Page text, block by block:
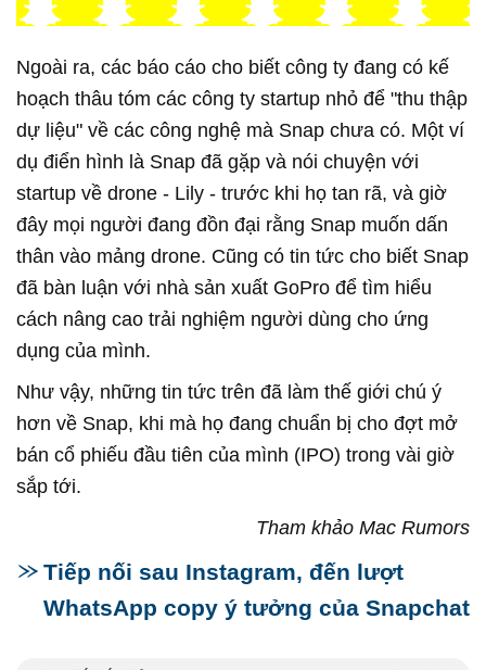
Ngoài ra, các báo cáo cho biết công ty đang có kế
hoạch thâu tóm các công ty startup nhỏ để "thu thập
dự liệu" về các công nghệ mà Snap chưa có. Một ví
dụ điển hình là Snap đã gặp và nói chuyện với
startup về drone - Lily - trước khi họ tan rã, và giờ
đây mọi người đang đồn đại rằng Snap muốn dấn
thân vào mảng drone. Cũng có tin tức cho biết Snap
đã bàn luận với nhà sản xuất GoPro để tìm hiểu
cách nâng cao trải nghiệm người dùng cho ứng
dụng của mình.
Như vậy, những tin tức trên đã làm thế giới chú ý
hơn về Snap, khi mà họ đang chuẩn bị cho đợt mở
bán cổ phiếu đầu tiên của mình (IPO) trong vài giờ
sắp tới.
Tham khảo Mac Rumors
Tiếp nối sau Instagram, đến lượt
WhatsApp copy ý tưởng của Snapchat